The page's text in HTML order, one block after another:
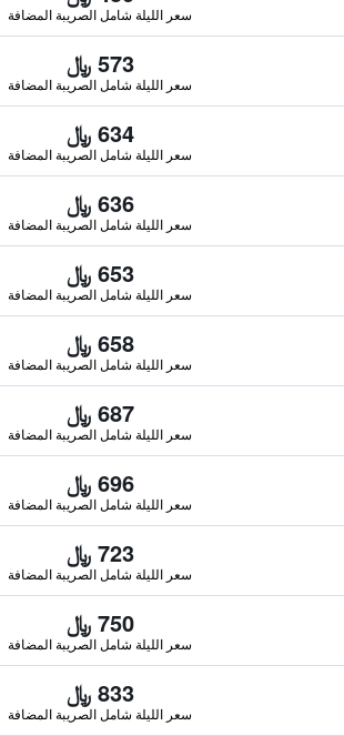
سعر الليلة شامل الصريبة المضافة
573 ﷼
سعر الليلة شامل الصريبة المضافة
634 ﷼
سعر الليلة شامل الصريبة المضافة
636 ﷼
سعر الليلة شامل الصريبة المضافة
653 ﷼
سعر الليلة شامل الصريبة المضافة
658 ﷼
سعر الليلة شامل الصريبة المضافة
687 ﷼
سعر الليلة شامل الصريبة المضافة
696 ﷼
سعر الليلة شامل الصريبة المضافة
723 ﷼
سعر الليلة شامل الصريبة المضافة
750 ﷼
سعر الليلة شامل الصريبة المضافة
833 ﷼
سعر الليلة شامل الصريبة المضافة